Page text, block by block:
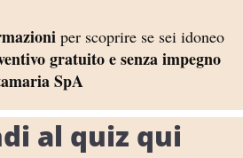
per scoprire se sei idoneo
gratuito e senza impegno
SpA
al quiz qui